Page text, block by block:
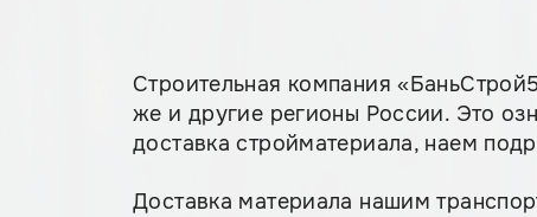
Строительная компания
же и другие регионы России. Это
доставка стройматериала, наем
Доставка материала нашим